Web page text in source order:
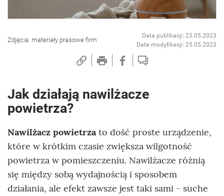
Zdjęcia: materiały prasowe firm
Data publikacji: 23.05.2023
Data modyfikacji: 25.05.2023
Jak działają nawilżacze
powietrza?
Nawilżacz powietrzato dość proste urządzenie,
które w krótkim czasie zwiększa wilgotność
powietrza w pomieszczeniu. Nawilżacze różnią
się między sobą wydajnością i sposobem
działania, ale efekt zawsze jest taki sami - suche